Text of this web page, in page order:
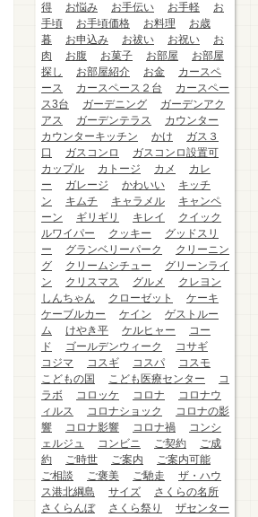
得
お悩み お手伝い お手軽
お
手頃
お手頃価格 お料理
お歳
暮
お申込み お祓い お祝い
お
肉
お腹 お菓子 お部屋
お部屋
探し
お部屋紹介 お金
カースペ
ース
カースペース２台
カースペー
ス3台
ガーデニング
ガーデンアク
アス
ガーデンテラス
カウンター
カウンターキッチン
かけ
ガス３
口
ガスコンロ
ガスコンロ設置可
カップル
カトージ カメ
カレ
ー
ガレージ かわいい
キッチ
ン
キムチ キャラメル
キャンペ
ーン
ギリギリ キレイ
クイック
ルワイパー
クッキー
グッドスリ
ー
グランベリーパーク
クリーニン
グ
クリームシチュー
グリーンライ
ン
クリスマス グルメ
クレヨン
しんちゃん
クローゼット
ケーキ
ケーブルカー
ケイン
ゲストルー
ム
けやき平 ケルヒャー
コー
ド
ゴールデンウィーク
コサギ
コジマ
コスギ コスパ
コスモ
こどもの国
こども医療センター
コ
ラボ
コロッケ コロナ
コロナウ
ィルス
コロナショック
コロナの影
響
コロナ影響 コロナ禍
コンシ
ェルジュ
コンビニ ご契約
ご成
約
ご時世 ご案内
ご案内可能
ご相談
ご褒美 ご馳走
ザ・ハウ
ス港北綱島
サイズ
さくらの名所
さくらんぼ
さくら祭り
ザセンター